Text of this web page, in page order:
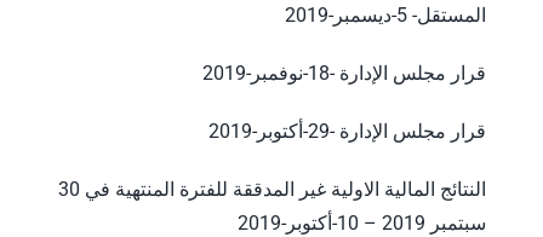
المستقل- 5-ديسمبر-2019
قرار مجلس الإدارة -18-نوفمبر-2019
قرار مجلس الإدارة -29-أكتوبر-2019
النتائج المالية الاولية غير المدققة للفترة المنتهية في 30
سبتمبر 2019 – 10-أكتوبر-2019